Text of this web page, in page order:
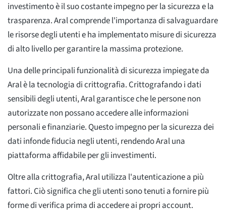
investimento è il suo costante impegno per la sicurezza e la
trasparenza. Aral comprende l'importanza di salvaguardare
le risorse degli utenti e ha implementato misure di sicurezza
di alto livello per garantire la massima protezione.
Una delle principali funzionalità di sicurezza impiegate da
Aral è la tecnologia di crittografia. Crittografando i dati
sensibili degli utenti, Aral garantisce che le persone non
autorizzate non possano accedere alle informazioni
personali e finanziarie. Questo impegno per la sicurezza dei
dati infonde fiducia negli utenti, rendendo Aral una
piattaforma affidabile per gli investimenti.
Oltre alla crittografia, Aral utilizza l'autenticazione a più
fattori. Ciò significa che gli utenti sono tenuti a fornire più
forme di verifica prima di accedere ai propri account.